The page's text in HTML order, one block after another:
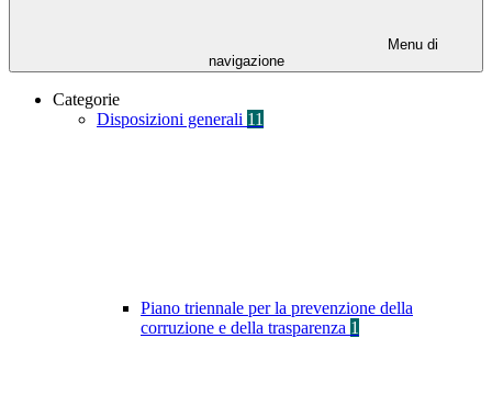
Menu di
navigazione
Categorie
Disposizioni generali 11
Piano triennale per la prevenzione della
corruzione e della trasparenza 1